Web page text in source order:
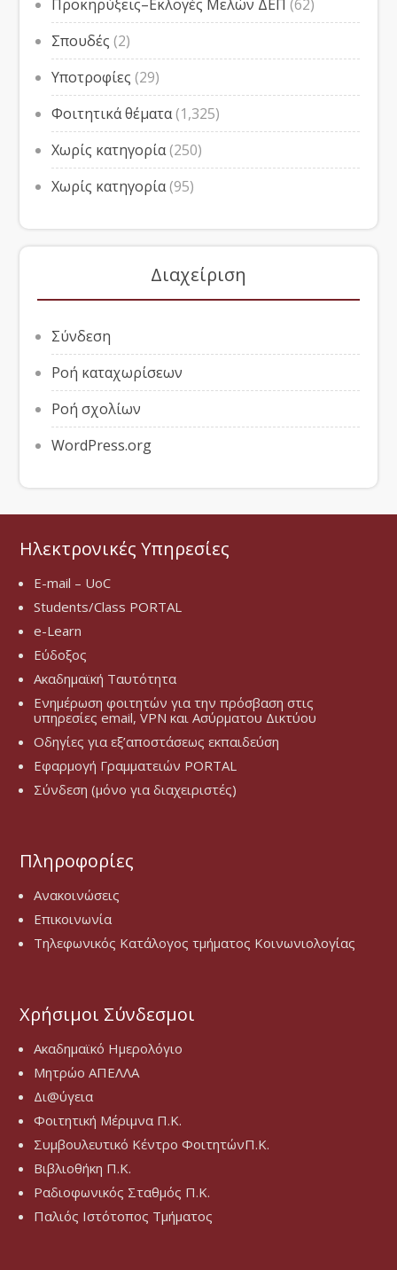
Προκηρύξεις–Εκλογές Μελών ΔΕΠ (62)
Σπουδές (2)
Υποτροφίες (29)
Φοιτητικά θέματα(1,325)
Χωρίς κατηγορία(250)
Χωρίς κατηγορία(95)
Διαχείριση
Σύνδεση
Ροή καταχωρίσεων
Ροή σχολίων
WordPress.org
Ηλεκτρονικές Υπηρεσίες
E-mail – UoC
Students/Class PORTAL
e-Learn
Εύδοξος
Ακαδημαϊκή Ταυτότητα
Ενημέρωση φοιτητών για την πρόσβαση στις
υπηρεσίες email, VPN και Ασύρματου Δικτύου
Οδηγίες για εξ’αποστάσεως εκπαιδεύση
Εφαρμογή Γραμματειών PORTAL
Σύνδεση (μόνο για διαχειριστές)
Πληροφορίες
Ανακοινώσεις
Επικοινωνία
Τηλεφωνικός Κατάλογος τμήματος Κοινωνιολογίας
Χρήσιμοι Σύνδεσμοι
Ακαδημαϊκό Ημερολόγιο
Μητρώο ΑΠΕΛΛΑ
Δι@ύγεια
Φοιτητική Μέριμνα Π.Κ.
Συμβουλευτικό Κέντρο ΦοιτητώνΠ.Κ.
Βιβλιοθήκη Π.Κ.
Ραδιοφωνικός Σταθμός Π.Κ.
Παλιός Ιστότοπος Τμήματος